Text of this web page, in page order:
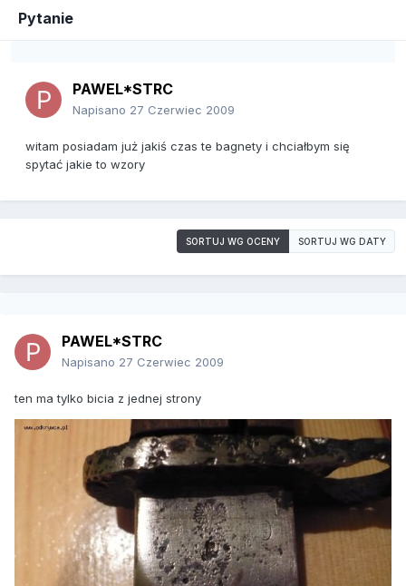
Pytanie
PAWEL*STRC
Napisano 27 Czerwiec 2009
witam posiadam już jakiś czas te bagnety i chciałbym się
spytać jakie to wzory
SORTUJ WG OCENY SORTUJ WG DATY
PAWEL*STRC
Napisano 27 Czerwiec 2009
ten ma tylko bicia z jednej strony